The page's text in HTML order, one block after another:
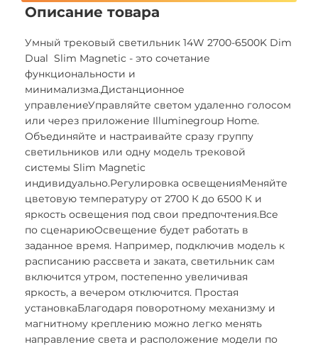
Описание товара
Умный трековый светильник 14W 2700-6500K Dim
Dual Slim Magnetic - это сочетание
функциональности и
минимализма.Дистанционное
управлениеУправляйте светом удаленно голосом
или через приложение Illuminegroup Home.
Объединяйте и настраивайте сразу группу
светильников или одну модель трековой
системы Slim Magnetic
индивидуально.Регулировка освещенияМеняйте
цветовую температуру от 2700 К до 6500 К и
яркость освещения под свои предпочтения.Все
по сценариюОсвещение будет работать в
заданное время. Например, подключив модель к
расписанию рассвета и заката, светильник сам
включится утром, постепенно увеличивая
яркость, а вечером отключится. Простая
установкаБлагодаря поворотному механизму и
магнитному креплению можно легко менять
направление света и расположение модели по